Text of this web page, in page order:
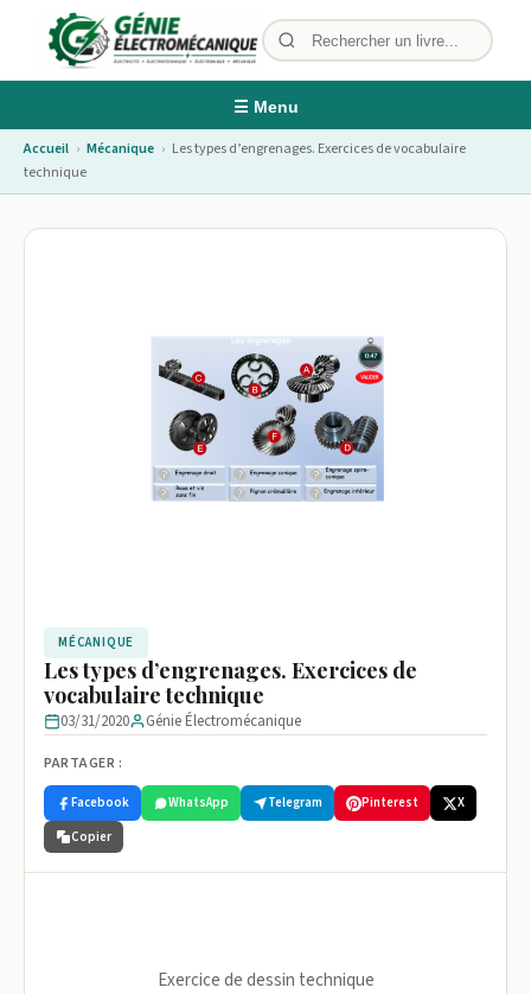
☰ Menu
Accueil › Mécanique › Les types d’engrenages. Exercices de vocabulaire
technique
MÉCANIQUE
Les types d’engrenages. Exercices de
vocabulaire technique
03/31/2020 Génie Électromécanique
PARTAGER :
Facebook WhatsApp Telegram Pinterest
X
Copier
Exercice de dessin technique